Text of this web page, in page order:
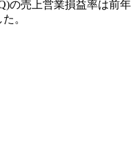
の売上営業損益率は前年
。